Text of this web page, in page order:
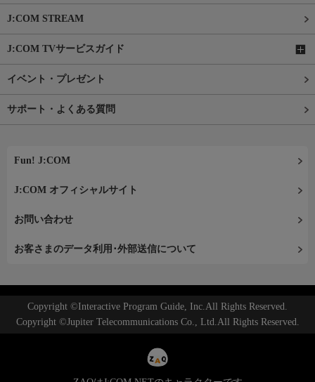
J:COM STREAM
J:COM TVサービスガイド
イベント・プレゼント
サポート・よくある質問
Fun! J:COM
J:COM オフィシャルサイト
お問い合わせ
お客さまのデータ利用･外部送信について
Copyright ©Interactive Program Guide, Inc.All Rights Reserved.
Copyright ©Jupiter Telecommunications Co., Ltd.All Rights Reserved.